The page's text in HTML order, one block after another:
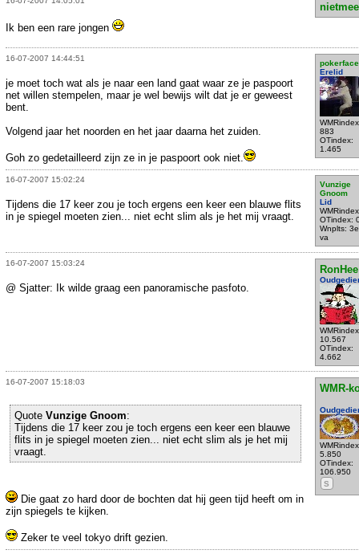
Ik ben een rare jongen
16-07-2007 14:44:51
Erelid
883
OTindex:
1.465
je moet toch wat als je naar een land gaat waar ze je paspoort
net willen stempelen, maar je wel bewijs wilt dat je er geweest
bent.
Volgend jaar het noorden en het jaar daarna het zuiden.
Goh zo gedetailleerd zijn ze in je paspoort ook niet.
16-07-2007 15:02:24
Vunzige
Gnoom
Lid
OTindex:
Wnplts:
va
Tijdens die 17 keer zou je toch ergens een keer een blauwe flits
in je spiegel moeten zien... niet echt slim als je het mij vraagt.
16-07-2007 15:03:24
RonHee
10.567
OTindex:
4.662
@ Sjatter: Ik wilde graag een panoramische pasfoto.
16-07-2007 15:18:03
WMR-
5.850
OTindex:
106.950
S
Quote Vunzige Gnoom:
Tijdens die 17 keer zou je toch ergens een keer een blauwe
flits in je spiegel moeten zien... niet echt slim als je het mij
vraagt.
Die gaat zo hard door de bochten dat hij geen tijd heeft om in
zijn spiegels te kijken.
Zeker te veel tokyo drift gezien.